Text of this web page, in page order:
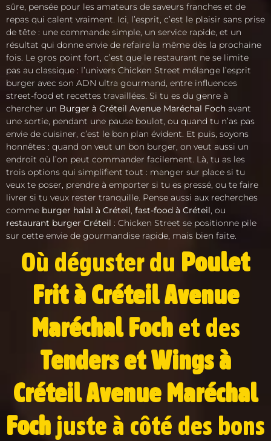
sûre, pensée pour les amateurs de saveurs franches et de
repas qui calent vraiment. Ici, l’esprit, c’est le plaisir sans prise
de tête : une commande simple, un service rapide, et un
résultat qui donne envie de refaire la même dès la prochaine
fois. Le gros point fort, c’est que le restaurant ne se limite
pas au classique : l’univers Chicken Street mélange l’esprit
burger avec son ADN ultra gourmand, entre influences
street-food et recettes travaillées. Si tu es du genre à
chercher un Burger à Créteil Avenue Maréchal Foch avant
une sortie, pendant une pause boulot, ou quand tu n’as pas
envie de cuisiner, c’est le bon plan évident. Et puis, soyons
honnêtes : quand on veut un bon burger, on veut aussi un
endroit où l’on peut commander facilement. Là, tu as les
trois options qui simplifient tout : manger sur place si tu
veux te poser, prendre à emporter si tu es pressé, ou te faire
livrer si tu veux rester tranquille. Pense aussi aux recherches
comme burger halal à Créteil fast-food à Créteil , ou
restaurant burger Créteil : Chicken Street se positionne pile
sur cette envie de gourmandise rapide, mais bien faite.
Où déguster du Poulet
Frit à Créteil Avenue
Maréchal Fochet des
Tenders et Wings à
Créteil Avenue Maréchal
Foch juste à côté des bons